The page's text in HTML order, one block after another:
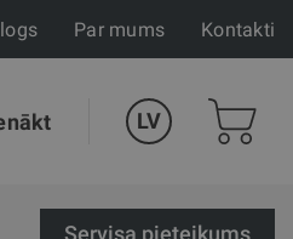
Par mums Kontakti
LV
Servisa pieteikums